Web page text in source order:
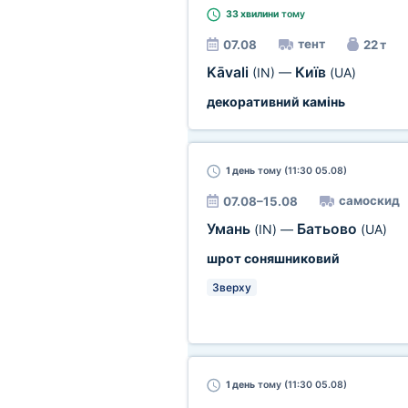
33 хвилинитому
07.08 тент 22 т
Kāvali (IN) — Київ (UA)
декоративний камінь
1 деньтому (11:30 05.08)
07.08–15.08 самоскид
Умань (IN) — Батьово (UA)
шрот соняшниковий
Зверху
1 деньтому (11:30 05.08)